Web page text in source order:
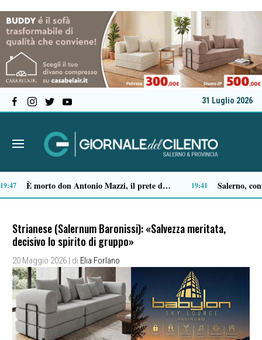
31 Luglio 2026
Ascea, Pietro D’Angiolillo: «La nuova giunta guarda al futuro, con gli occhi del passato»
Strianese (Salernum Baronissi): «Salvezza meritata,
decisivo lo spirito di gruppo»
20 Maggio 2026 | di Elia Forlano